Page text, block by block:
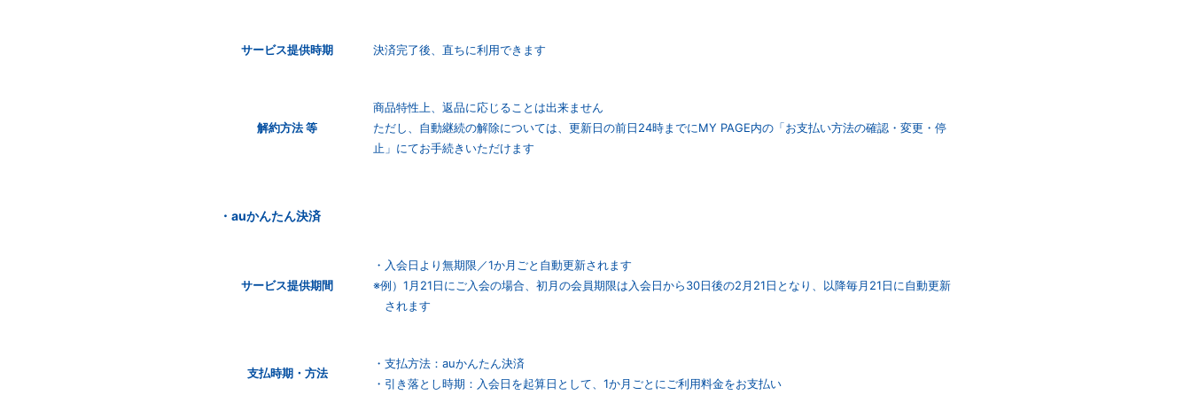
サービス提供時期 決済完了後、直ちに利用できます
解約方法 等
商品特性上、返品に応じることは出来ません
ただし、自動継続の解除については、更新日の前日24時までにMY PAGE内の「お支払い方法の確認・変更・停
止」にてお手続きいただけます
・auかんたん決済
サービス提供期間
・入会日より無期限／1か月ごと自動更新されます
※例）1月21日にご入会の場合、初月の会員期限は入会日から30日後の2月21日となり、以降毎月21日に自動更新
されます
支払時期・ 方法
・支払方法：auかんたん決済
・引き落とし時期：入会日を起算日として、1か月ごとにご利用料金をお支払い